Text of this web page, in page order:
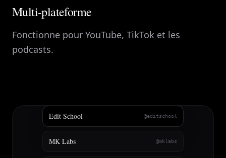
Multi-plateforme
Fonctionne pour YouTube, TikTok et les
podcasts.
Edit School @editschool
MK Labs @mklabs